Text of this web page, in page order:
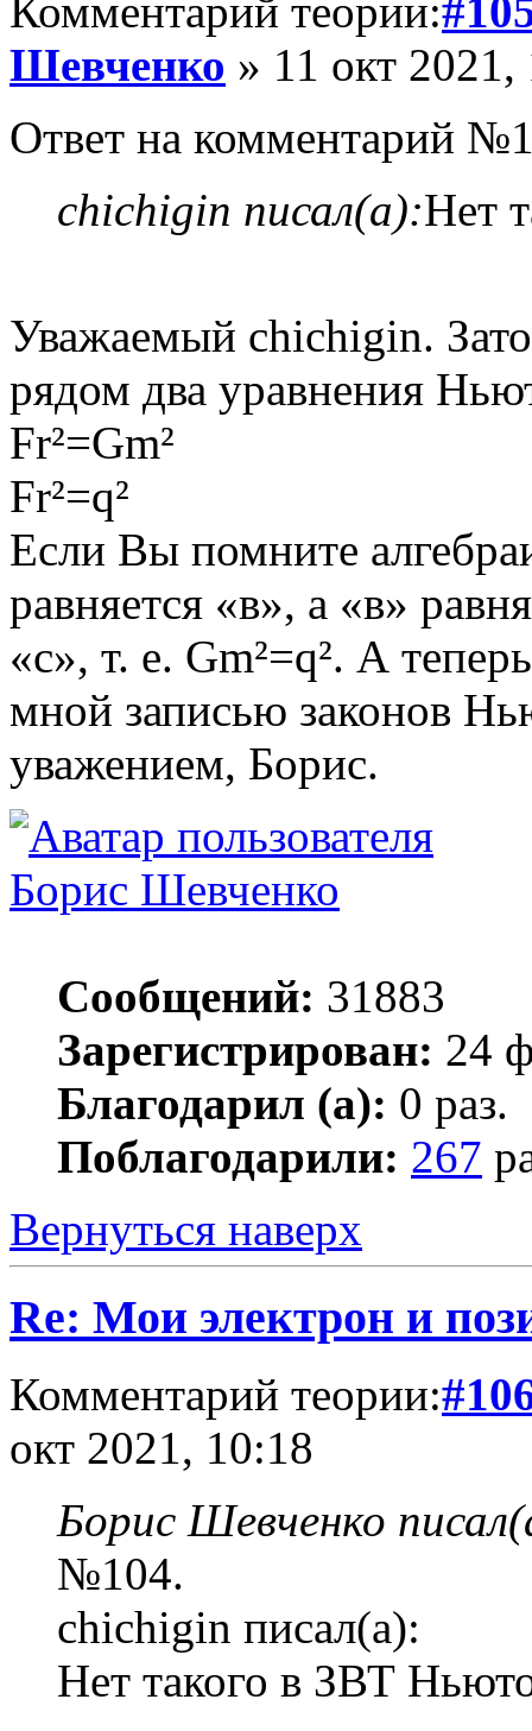
Комментарий теории:
Шевченко » 11 окт 2021,
Ответ на комментарий
chichigin писал(а):Нет
Уважаемый chichigin.
рядом два уравнения
Fr²=Gm²
Fr²=q²
Если Вы помните
равняется «в», а «в»
«с», т. е. Gm²=q². А
мной записью законов
уважением, Борис.
Борис Шевченко
Сообщений: 31883
Зарегистрирован: 24
Благодарил (а): 0 раз.
Поблагодарили: 267
Вернуться наверх
Re: Мои электрон и
Комментарий теории:
окт 2021, 10:18
Борис Шевченко
№104.
chichigin писал(а):
Нет такого в ЗВТ